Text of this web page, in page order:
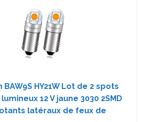
BAW9S HY21W Lot de 2 spots
12 V jaune 3030 2SMD
latéraux de feux de